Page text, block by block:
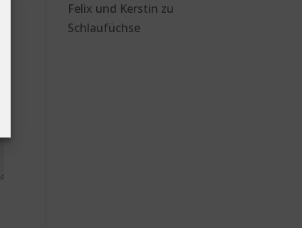
Felix und Kerstin zu
Schlaufüchse